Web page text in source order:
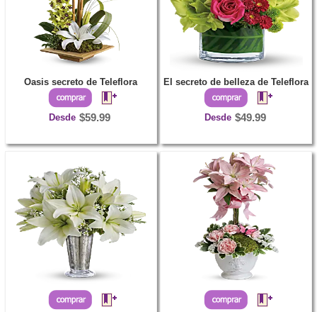
Oasis secreto de Teleflora
Desde $59.99
El secreto de belleza de Teleflora
Desde $49.99